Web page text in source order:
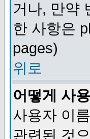
거나, 만약
한 사항은
pages)
위로
어떻게 사
사용자 이
관련된 것